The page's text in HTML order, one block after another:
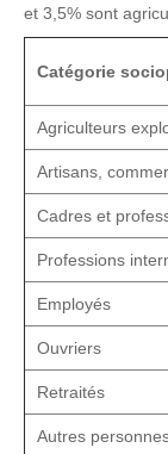
et 3,5% sont
Catégorie
Agriculteurs
Artisans,
Cadres et
Professions
Employés
Ouvriers
Retraités
Autres